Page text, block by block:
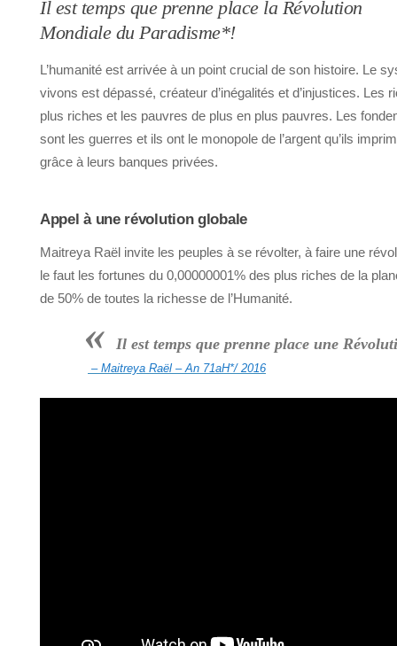
Il est temps que prenne place la Révolution
Mondiale du Paradisme*!
L’humanité est arrivée à un point crucial de son histoire. Le
vivons est dépassé, créateur d’inégalités et d’injustices. Les
plus riches et les pauvres de plus en plus pauvres. Les
sont les guerres et ils ont le monopole de l’argent qu’ils
grâce à leurs banques privées.
Appel à une révolution globale
Maitreya Raël invite les peuples à se révolter, à faire une
le faut les fortunes du 0,00000001% des plus riches de la
de 50% de toutes la richesse de l’Humanité.
« Il est temps que prenne place une
– Maitreya Raël – An 71aH*/ 2016